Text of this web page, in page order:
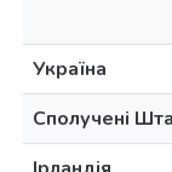
Україна
Сполучені